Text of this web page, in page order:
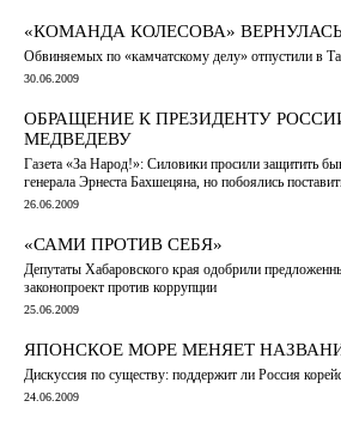
«КОМАНДА КОЛЕСОВА»
Обвиняемых по «камчатскому делу» отпустили в
30.06.2009
ОБРАЩЕНИЕ К ПРЕЗИДЕНТУ
МЕДВЕДЕВУ
Газета «За Народ!»: Силовики просили защитить
генерала Эрнеста Бахшецяна, но побоялись
26.06.2009
«САМИ ПРОТИВ СЕБЯ»
Депутаты Хабаровского края одобрили
законопроект против коррупции
25.06.2009
ЯПОНСКОЕ МОРЕ МЕНЯЕТ
Дискуссия по существу: поддержит ли Россия
24.06.2009